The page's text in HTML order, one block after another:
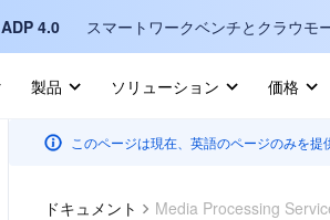
ADP 4.0 スマートワークベンチとクラウモ
製品 ソリューション 価格
このページは現在、英語のページのみを
ドキュメント Media Processing